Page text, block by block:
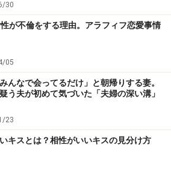
）。30年前に離婚してから、恋愛
育て上げた。
思ったけど、還暦を過ぎてから孤
なって。何をしても満たされな
は何だろうと思ったら、誰かと理
々を過ごすことだった。それでマ
しました」
思いを抱えている男性と出会え
、「この人だ」と感じた。数回の
30
が不倫をする理由。アラフィフ恋愛事情
05
みんなで会ってるだけ」と朝帰りする妻。
う夫が初めて気づいた「夫婦の深い溝」
23
キスとは？相性がいいキスの見分け方